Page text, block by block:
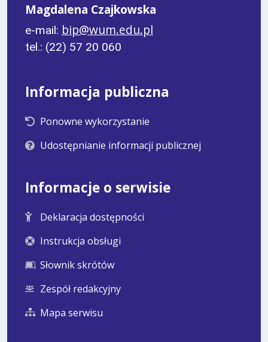
Magdalena Czajkowska
e-mail: bip@wum.edu.pl
tel.: (22) 57 20 060
Informacja publiczna
Ponowne wykorzystanie
Udostępnianie informacji publicznej
Informacje o serwisie
Deklaracja dostępności
Instrukcja obsługi
Słownik skrótów
Zespół redakcyjny
Mapa serwisu